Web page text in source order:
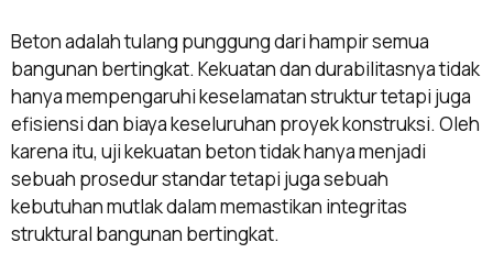
Beton adalah tulang punggung dari hampir semua
bangunan bertingkat. Kekuatan dan durabilitasnya tidak
hanya mempengaruhi keselamatan struktur tetapi juga
efisiensi dan biaya keseluruhan proyek konstruksi. Oleh
karena itu, uji kekuatan beton tidak hanya menjadi
sebuah prosedur standar tetapi juga sebuah
kebutuhan mutlak dalam memastikan integritas
struktural bangunan bertingkat.